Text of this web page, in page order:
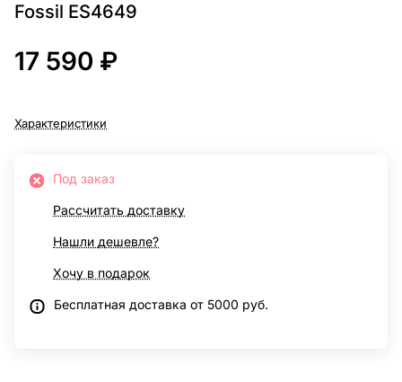
Fossil ES4649
17 590 ₽
Характеристики
Под заказ
Рассчитать доставку
Нашли дешевле?
Хочу в подарок
Бесплатная доставка от 5000 руб.